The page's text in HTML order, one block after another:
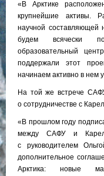
«В Арктике
крупнейшие активы.
научной составляющей
будем всячески
образовательный
поддержали этот
начинаем активно в нем
На той же встрече
о сотрудничестве с
«В прошлом году
между САФУ и
с руководителем
дополнительное
Арктика: новые